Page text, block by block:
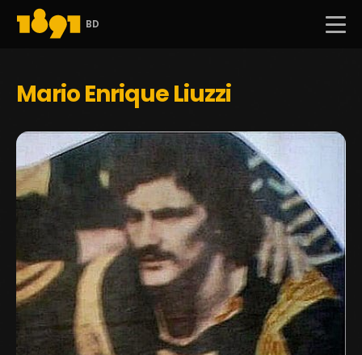
BD
Mario Enrique Liuzzi